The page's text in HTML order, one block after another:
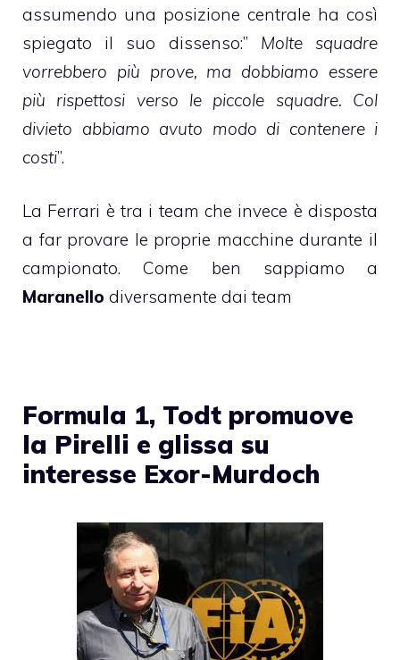
assumendo una posizione centrale ha così
spiegato il suo dissenso:” Molte squadre
vorrebbero più prove, ma dobbiamo essere
più rispettosi verso le piccole squadre. Col
divieto abbiamo avuto modo di contenere i
costi”.
La Ferrari è tra i team che invece è disposta
a far provare le proprie macchine durante il
campionato. Come ben sappiamo a
Maranello diversamente dai team
Formula 1, Todt promuove
la Pirelli e glissa su
interesse Exor-Murdoch